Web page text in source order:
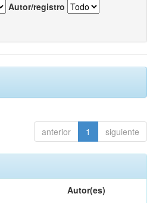
Autor/registro
anterior 1 siguiente
Autor(es)